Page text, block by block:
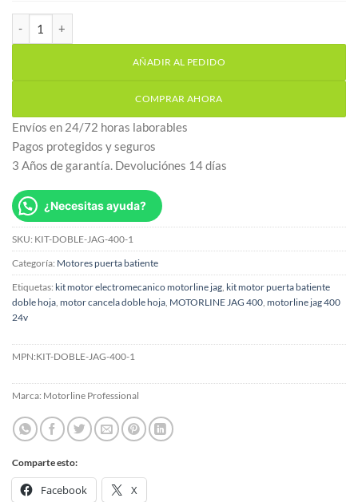
Kit motores batientes puerta doble hoja Motorline Jag 400 24v
AÑADIR AL PEDIDO
COMPRAR AHORA
Envíos en 24/72 horas laborables
Pagos protegidos y seguros
3 Años de garantía. Devoluciónes 14 días
¿Necesitas ayuda?
SKU: KIT-DOBLE-JAG-400-1
Categoría: Motores puerta batiente
Etiquetas: kit motor electromecanico motorline jag, kit motor puerta batiente
doble hoja, motor cancela doble hoja, MOTORLINE JAG 400, motorline jag 400
24v
MPN:KIT-DOBLE-JAG-400-1
Marca: Motorline Professional
Comparte esto:
Facebook X